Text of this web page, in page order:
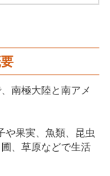
南極大陸と南アメ
や果実、魚類、昆虫
、草原などで生活